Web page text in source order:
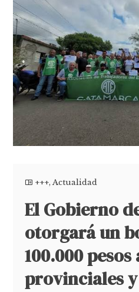
+++,Actualidad
El Gobierno
otorgará un
100.000
provinciales